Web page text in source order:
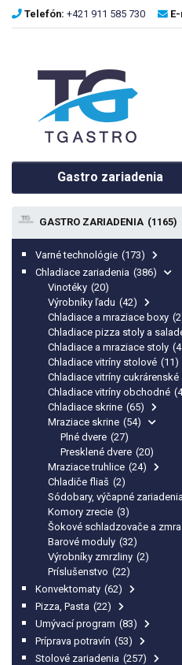
Telefón: +421 911 585 730
Gastro zariadenia
GASTRO ZARIADENIA (1165)
Varné technológie (173)
Chladiace zariadenia (386)
Vinotéky (20)
Výrobníky ľadu (42)
Chladiace a mraziace boxy
Chladiace pizza stoly a
Chladiace a mraziace stoly
Chladiace vitríny stolové (11)
Chladiace vitríny
Chladiace vitríny obchodné
Chladiace skrine (65)
Mraziace skrine (54)
Plné dvere (27)
Presklené dvere (20)
Mraziace truhlice (24)
Chladiče fliaš (2)
Sódobary, výčapné zariadenia
Komory zrecie (3)
Šokové schladzovače a
Barové moduly (32)
Výrobníky zmrzliny (2)
Príslušenstvo (22)
Konvektomaty (62)
Pizza, Pasta (22)
Umývací program (83)
Príprava potravín (53)
Stolové zariadenia (257)